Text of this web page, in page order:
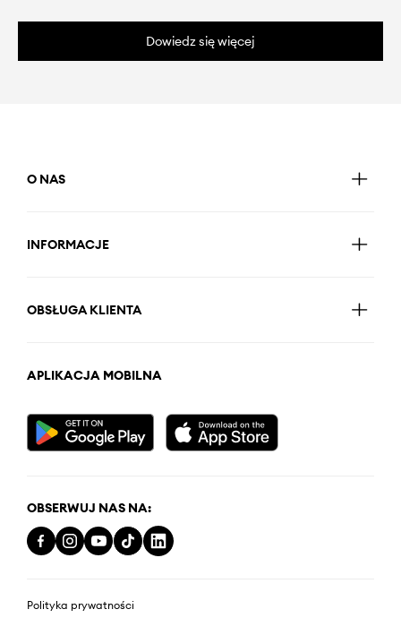
Dowiedz się więcej
O NAS
INFORMACJE
OBSŁUGA KLIENTA
APLIKACJA MOBILNA
OBSERWUJ NAS NA:
Polityka prywatności